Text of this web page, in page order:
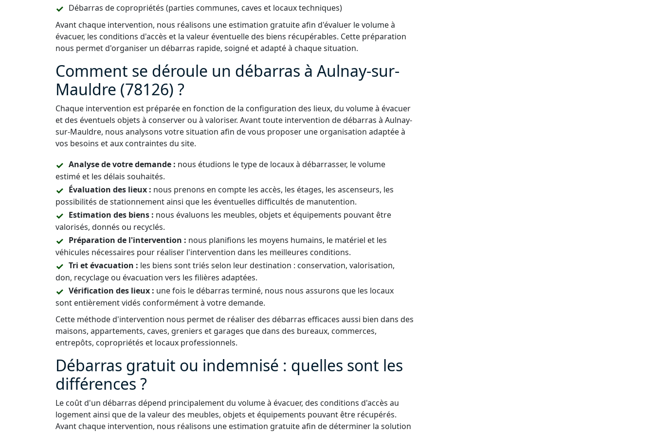
Débarras de copropriétés (parties communes, caves et locaux techniques)
Avant chaque intervention, nous réalisons une estimation gratuite afin d'évaluer le volume à
évacuer, les conditions d'accès et la valeur éventuelle des biens récupérables. Cette préparation
nous permet d'organiser un débarras rapide, soigné et adapté à chaque situation.
Comment se déroule un débarras à Aulnay-sur-
Mauldre (78126) ?
Chaque intervention est préparée en fonction de la configuration des lieux, du volume à évacuer
et des éventuels objets à conserver ou à valoriser. Avant toute intervention de débarras à Aulnay-
sur-Mauldre, nous analysons votre situation afin de vous proposer une organisation adaptée à
vos besoins et aux contraintes du site.
Analyse de votre demande : nous étudions le type de locaux à débarrasser, le volume
estimé et les délais souhaités.
Évaluation des lieux : nous prenons en compte les accès, les étages, les ascenseurs, les
possibilités de stationnement ainsi que les éventuelles difficultés de manutention.
Estimation des biens : nous évaluons les meubles, objets et équipements pouvant être
valorisés, donnés ou recyclés.
Préparation de l'intervention : nous planifions les moyens humains, le matériel et les
véhicules nécessaires pour réaliser l'intervention dans les meilleures conditions.
Tri et évacuation : les biens sont triés selon leur destination : conservation, valorisation,
don, recyclage ou évacuation vers les filières adaptées.
Vérification des lieux : une fois le débarras terminé, nous nous assurons que les locaux
sont entièrement vidés conformément à votre demande.
Cette méthode d'intervention nous permet de réaliser des débarras efficaces aussi bien dans des
maisons, appartements, caves, greniers et garages que dans des bureaux, commerces,
entrepôts, copropriétés et locaux professionnels.
Débarras gratuit ou indemnisé : quelles sont les
différences ?
Le coût d'un débarras dépend principalement du volume à évacuer, des conditions d'accès au
logement ainsi que de la valeur des meubles, objets et équipements pouvant être récupérés.
Avant chaque intervention, nous réalisons une estimation gratuite afin de déterminer la solution